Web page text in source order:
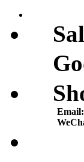
Email: